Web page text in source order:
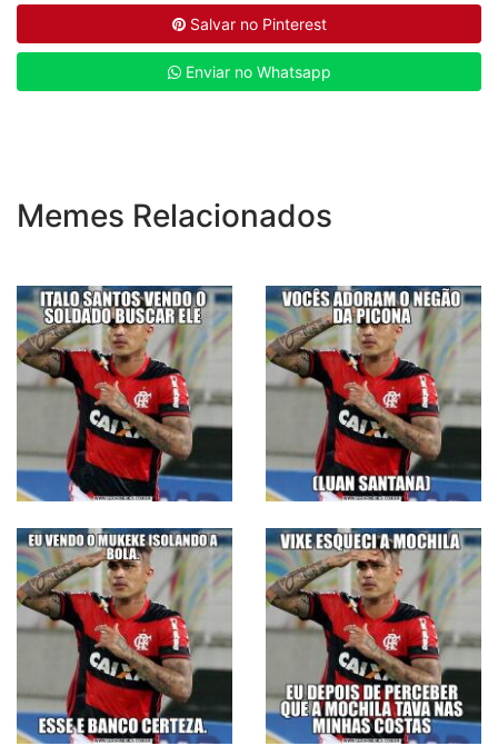
Salvar no Pinterest
Enviar no Whatsapp
Memes Relacionados